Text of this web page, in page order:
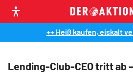
++ Heiß kaufen, eiskalt
Lending-Club-CEO tritt ab